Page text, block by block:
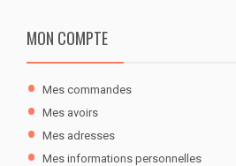
MON COMPTE
Mes commandes
Mes avoirs
Mes adresses
Mes informations personnelles